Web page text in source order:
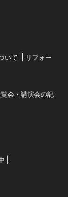
いて
リフォー
覧会・講演会の記